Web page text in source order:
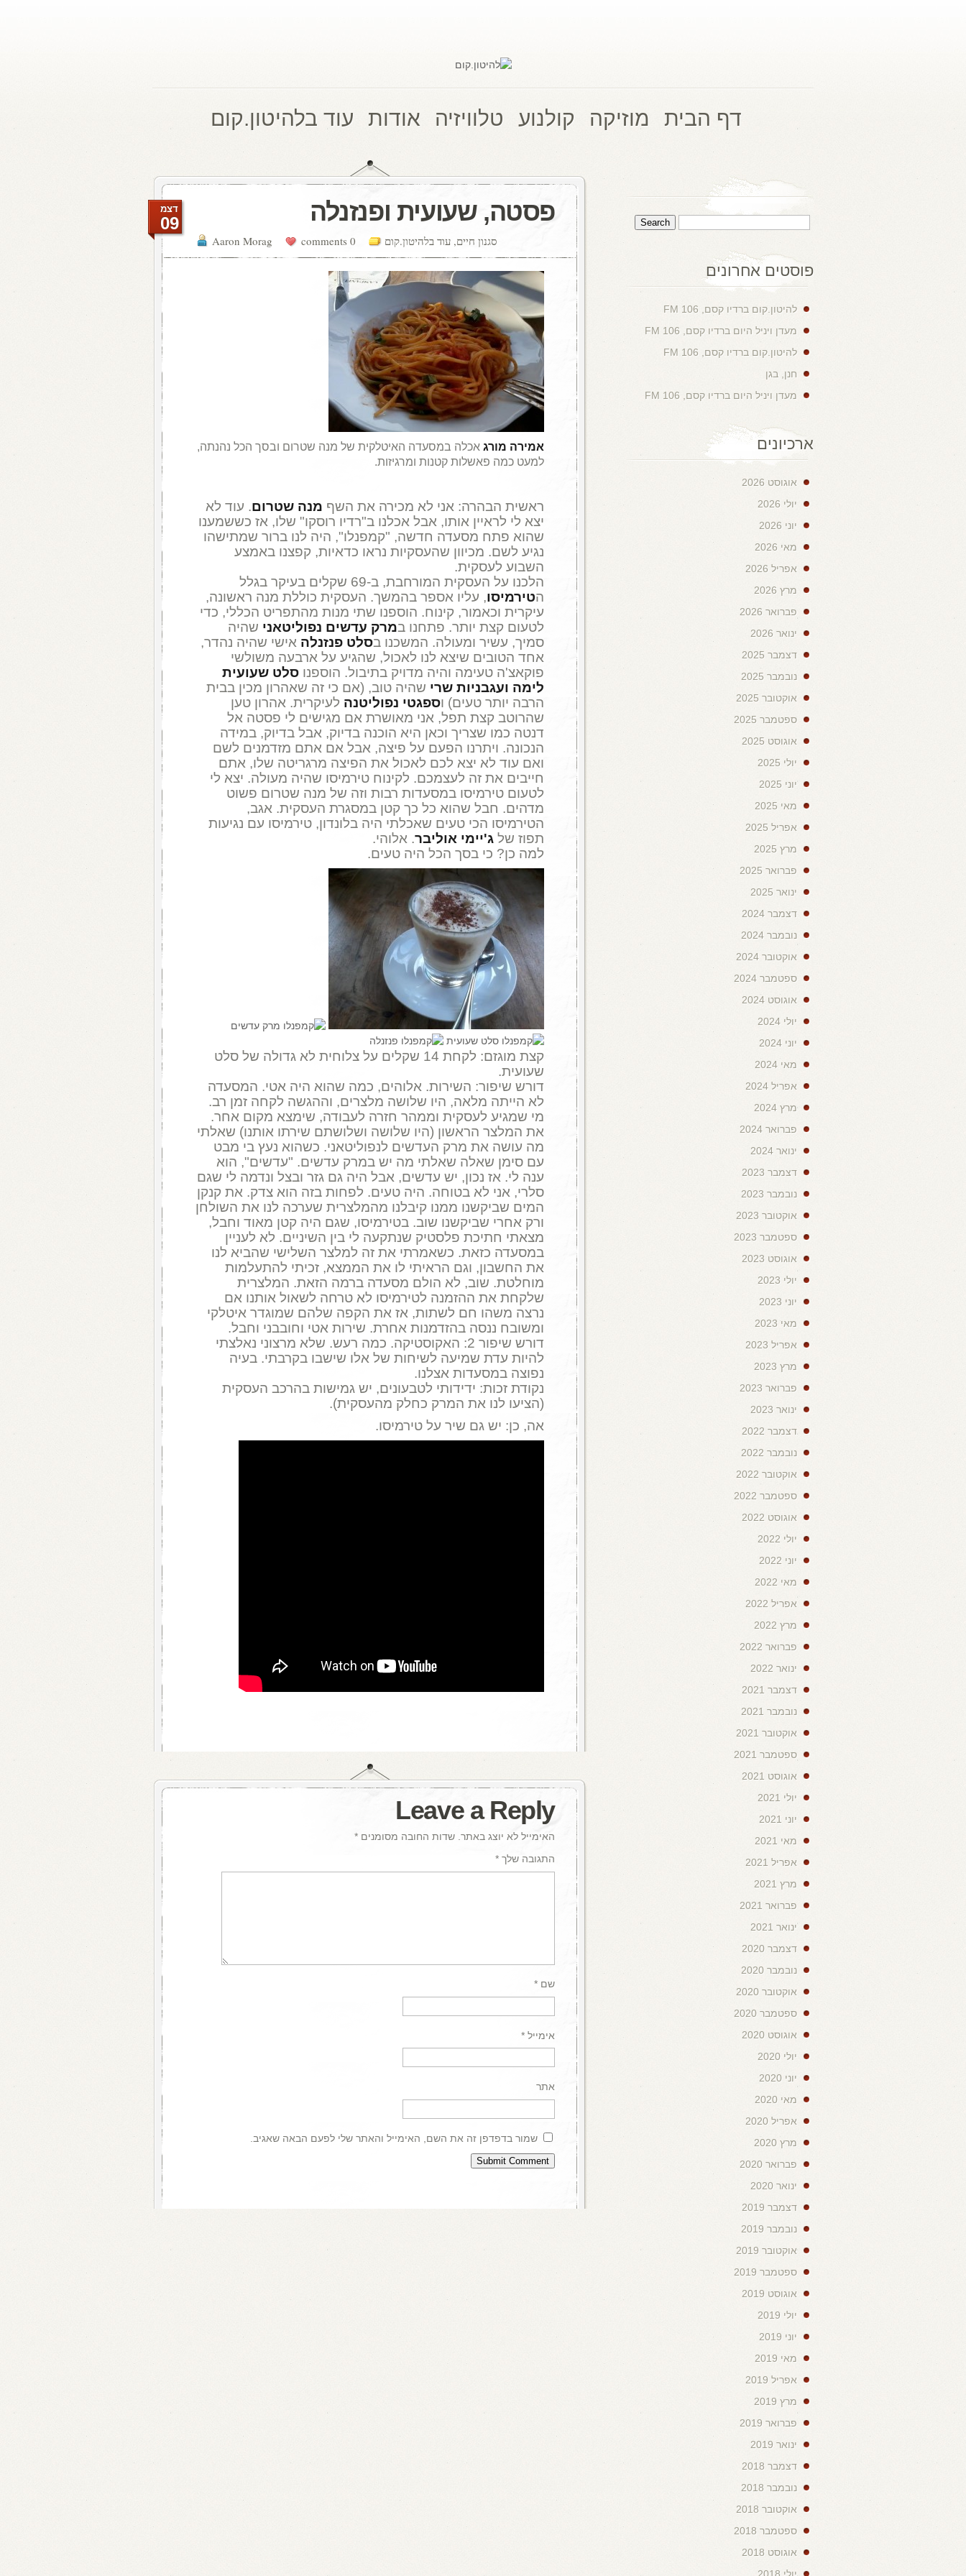
דף הבית מוזיקה קולנוע טלוויזיה אודות עוד בלהיטון.קום
פסטה, שעועית ופנזנלה
Aaron Morag 0 comments סגנון חיים, עוד בלהיטון.קום
דצמ
09
אמירה מורג אכלה במסעדה האיטלקית של מנה שטרום ובסך הכל נהנתה,
למעט כמה פאשלות קטנות ומרגיזות.
ראשית הבהרה: אני לא מכירה את השף מנה שטרום. עוד לא
יצא לי לראיין אותו, אבל אכלנו ב"רדיו רוסקו" שלו, אז כששמענו
שהוא פתח מסעדה חדשה, "קמפנלו", היה לנו ברור שמתישהו
נגיע לשם. מכיוון שהעסקיות נראו כדאיות, קפצנו באמצע
השבוע לעסקית.
הלכנו על העסקית המורחבת, ב-69 שקלים בעיקר בגלל
הטירמיסו, עליו אספר בהמשך. העסקית כוללת מנה ראשונה,
עיקרית וכאמור, קינוח. הוספנו שתי מנות מהתפריט הכללי, כדי
לטעום קצת יותר. פתחנו במרק עדשים נפוליטאני שהיה
סמיך, עשיר ומעולה. המשכנו בסלט פנזנלה אישי שהיה נהדר,
אחד הטובים שיצא לנו לאכול, שהגיע על ארבעה משולשי
פוקאצ'ה טעימה והיה מדויק בתיבול. הוספנו סלט שעועית
לימה ועגבניות שרי שהיה טוב, (אם כי זה שאהרון מכין בבית
הרבה יותר טעים) וספגטי נפוליטנה לעיקרית. אהרון טען
שהרוטב קצת תפל, אני מאושרת אם מגישים לי פסטה אל
דנטה כמו שצריך וכאן היא הוכנה בדיוק, אבל בדיוק, במידה
הנכונה. ויתרנו הפעם על פיצה, אבל אם אתם מזדמנים לשם
ואם עוד לא יצא לכם לאכול את הפיצה מרגריטה שלו, אתם
חייבים את זה לעצמכם. לקינוח טירמיסו שהיה מעולה. יצא לי
לטעום טירמיסו במסעדות רבות וזה של מנה שטרום פשוט
מדהים. חבל שהוא כל כך קטן במסגרת העסקית. אגב,
הטירמיסו הכי טעים שאכלתי היה בלונדון, טירמיסו עם נגיעות
תפוז של ג'יימי אוליבר. אלוהי.
למה כן? כי בסך הכל היה טעים.
קצת מוגזם: לקחת 14 שקלים על צלוחית לא גדולה של סלט
שעועית.
דורש שיפור: השירות. אלוהים, כמה שהוא היה אטי. המסעדה
לא הייתה מלאה, היו שלושה מלצרים, וההגשה לקחה זמן רב.
מי שמגיע לעסקית וממהר חזרה לעבודה, שימצא מקום אחר.
את המלצר הראשון (היו שלושה ושלושתם שירתו אותנו) שאלתי
מה עושה את מרק העדשים לנפוליטאני. כשהוא נעץ בי מבט
עם סימן שאלה שאלתי מה יש במרק עדשים. "עדשים", הוא
ענה לי. אז נכון, יש עדשים, אבל היה גם גזר ובצל ונדמה לי שגם
סלרי, אני לא בטוחה. היה טעים. לפחות בזה הוא צדק. את קנקן
המים שביקשנו ממנו קיבלנו מהמלצרית שערכה לנו את השולחן
ורק אחרי שביקשנו שוב. בטירמיסו, שגם היה קטן מאוד וחבל,
מצאתי חתיכת פלסטיק שנתקעה לי בין השיניים. לא לעניין
במסעדה כזאת. כשאמרתי את זה למלצר השלישי שהביא לנו
את החשבון, וגם הראיתי לו את הממצא, זכיתי להתעלמות
מוחלטת. שוב, לא הולם מסעדה ברמה הזאת. המלצרית
שלקחת את ההזמנה לטירמיסו לא טרחה לשאול אותנו אם
נרצה משהו חם לשתות, אז את הקפה שלהם שמוגדר איטלקי
ומשובח ננסה בהזדמנות אחרת. שירות אטי וחובבני וחבל.
דורש שיפור 2: האקוסטיקה. כמה רעש. שלא מרצוני נאלצתי
להיות עדת שמיעה לשיחות של אלו שישבו בקרבתי. בעיה
נפוצה במסעדות אצלנו.
נקודת זכות: ידידותי לטבעונים, יש גמישות בהרכב העסקית
(הציעו לנו את המרק כחלק מהעסקית).
אה, כן: יש גם שיר על טירמיסו.
Leave a Reply
האימייל לא יוצג באתר. שדות החובה מסומנים *
התגובה שלך *
שם *
אימייל *
אתר
שמור בדפדפן זה את השם, האימייל והאתר שלי לפעם הבאה שאגיב.
פוסטים אחרונים
להיטון.קום ברדיו קסם, 106 FM
מעדן ויניל היום ברדיו קסם, 106 FM
להיטון.קום ברדיו קסם, 106 FM
חנן, בגן
מעדן ויניל היום ברדיו קסם, 106 FM
ארכיונים
אוגוסט 2026
יולי 2026
יוני 2026
מאי 2026
אפריל 2026
מרץ 2026
פברואר 2026
ינואר 2026
דצמבר 2025
נובמבר 2025
אוקטובר 2025
ספטמבר 2025
אוגוסט 2025
יולי 2025
יוני 2025
מאי 2025
אפריל 2025
מרץ 2025
פברואר 2025
ינואר 2025
דצמבר 2024
נובמבר 2024
אוקטובר 2024
ספטמבר 2024
אוגוסט 2024
יולי 2024
יוני 2024
מאי 2024
אפריל 2024
מרץ 2024
פברואר 2024
ינואר 2024
דצמבר 2023
נובמבר 2023
אוקטובר 2023
ספטמבר 2023
אוגוסט 2023
יולי 2023
יוני 2023
מאי 2023
אפריל 2023
מרץ 2023
פברואר 2023
ינואר 2023
דצמבר 2022
נובמבר 2022
אוקטובר 2022
ספטמבר 2022
אוגוסט 2022
יולי 2022
יוני 2022
מאי 2022
אפריל 2022
מרץ 2022
פברואר 2022
ינואר 2022
דצמבר 2021
נובמבר 2021
אוקטובר 2021
ספטמבר 2021
אוגוסט 2021
יולי 2021
יוני 2021
מאי 2021
אפריל 2021
מרץ 2021
פברואר 2021
ינואר 2021
דצמבר 2020
נובמבר 2020
אוקטובר 2020
ספטמבר 2020
אוגוסט 2020
יולי 2020
יוני 2020
מאי 2020
אפריל 2020
מרץ 2020
פברואר 2020
ינואר 2020
דצמבר 2019
נובמבר 2019
אוקטובר 2019
ספטמבר 2019
אוגוסט 2019
יולי 2019
יוני 2019
מאי 2019
אפריל 2019
מרץ 2019
פברואר 2019
ינואר 2019
דצמבר 2018
נובמבר 2018
אוקטובר 2018
ספטמבר 2018
אוגוסט 2018